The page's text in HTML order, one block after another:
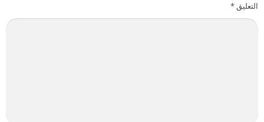
التعليق*